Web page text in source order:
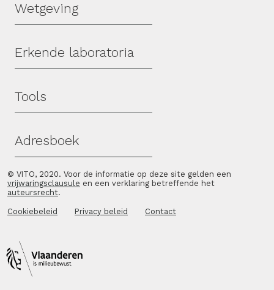
Wetgeving
Erkende laboratoria
Tools
Adresboek
© VITO, 2020. Voor de informatie op deze site gelden een
vrijwaringsclausule en een verklaring betreffende het
auteursrecht.
Cookiebeleid Privacy beleid Contact